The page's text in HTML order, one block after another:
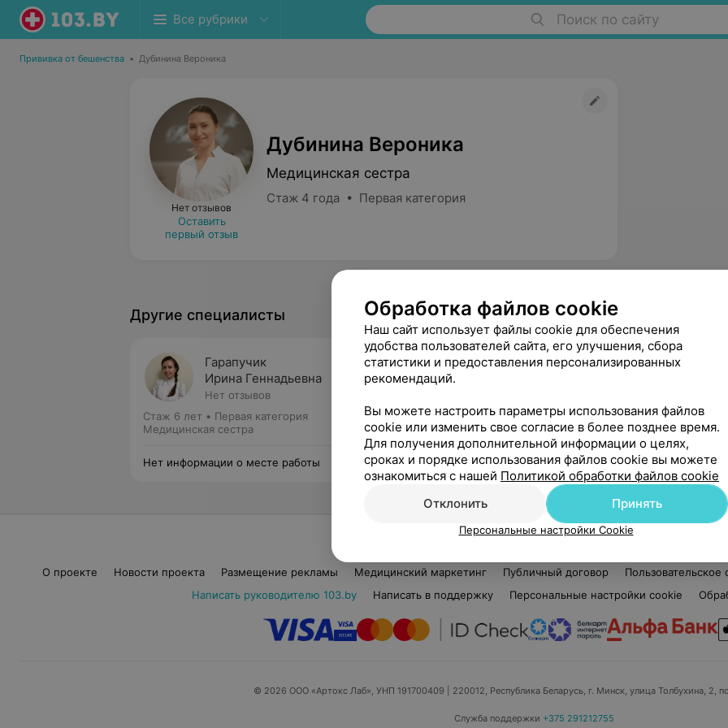
Все рубрики Поиск по сайту
Прививка от бешенства • Дубинина Вероника
Нет отзывов
Оставить
первый отзыв
Дубинина Вероника
Медицинская сестра
Стаж 4 года • Первая категория
Другие специалисты
Гарапучик
Ирина Геннадьевна
Нет отзывов
Стаж 6 лет • Первая категория
Медицинская сестра
Нет информации о месте работы
Павлова
Стаж 19 лет •Первая категория
Медицинская сестра
Нет информации о месте работы
О проекте Новости проекта Размещение рекламы Медицинский маркетинг Публичный договор Пользовательское
Написать руководителю 103.by
Написать в поддержку Персональные настройки cookie
© 2026 ООО «Артокс Лаб», УНП 191700409 | 220012, Республика Беларусь, г. Минск, улица Толбухина, 2,
Служба поддержки +375 291212755
Обработка файлов cookie
Наш сайт использует файлы cookie для обеспечения
удобства пользователей сайта, его улучшения, сбора
статистики и предоставления персонализированных
рекомендаций.
Вы можете настроить параметры использования файлов
cookie или изменить свое согласие в более позднее время.
Для получения дополнительной информации о целях,
сроках и порядке использования файлов cookie вы можете
ознакомиться с нашей Политикой обработки файлов cookie
Отклонить
Принять
Персональные настройки Cookie